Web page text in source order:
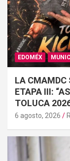
EDOMÉX
LA CMAMDC
ETAPA III:
TOLUCA
6 agosto, 2026